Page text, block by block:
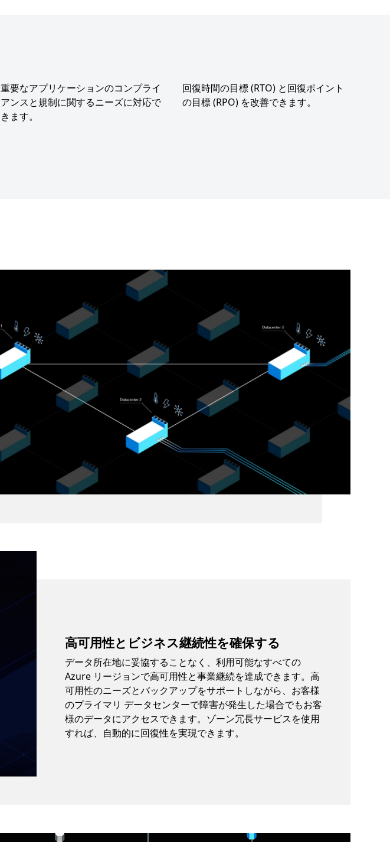
重要なアプリケーションのコンプライ
アンスと規制に関するニーズに対応で
きます。
回復時間の目標 (RTO) と回復ポイント
の目標 (RPO) を改善できます。
高可用性とビジネス継続性を確保する
データ所在地に妥協することなく、利用可能なすべての
Azure リージョンで高可用性と事業継続を達成できます。高
可用性のニーズとバックアップをサポートしながら、お客様
のプライマリ データセンターで障害が発生した場合でもお客
様のデータにアクセスできます。ゾーン冗長サービスを使用
すれば、自動的に回復性を実現できます。